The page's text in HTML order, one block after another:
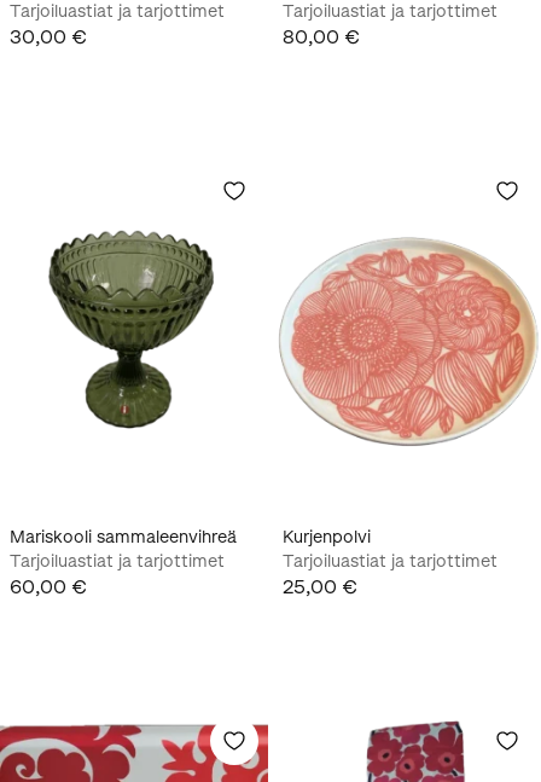
Tarjoiluastiat ja tarjottimet
30,00 €
Tarjoiluastiat ja tarjottimet
80,00 €
Mariskooli sammaleenvihreä
Tarjoiluastiat ja tarjottimet
60,00 €
Kurjenpolvi
Tarjoiluastiat ja tarjottimet
25,00 €